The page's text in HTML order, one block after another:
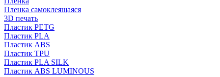
Пленка самоклеящаяся
3D печать
Пластик PETG
Пластик PLA
Пластик ABS
Пластик TPU
Пластик PLA SILK
Пластик ABS LUMINOUS